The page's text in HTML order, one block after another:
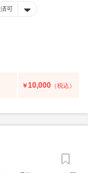
可
￥10,000 （税込）